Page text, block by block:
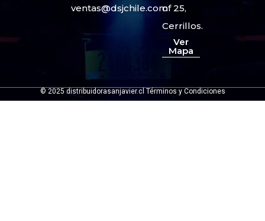
ventas@dsjchile.comof 25,
Cerrillos.
Ver
Mapa
© 2025 distribuidorasanjavier.cl Términos y Condiciones